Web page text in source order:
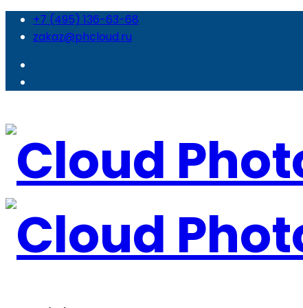
+7 (495) 136-63-68
zakaz@phcloud.ru